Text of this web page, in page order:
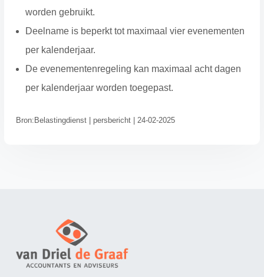
worden gebruikt.
Deelname is beperkt tot maximaal vier evenementen
per kalenderjaar.
De evenementenregeling kan maximaal acht dagen
per kalenderjaar worden toegepast.
Bron:Belastingdienst | persbericht | 24-02-2025